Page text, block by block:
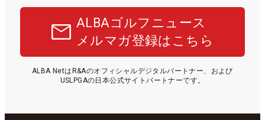
ALBAゴルフニュース
メルマガ登録はこちら
ALBA NetはR&Aのオフィシャルデジタルパートナー、および
USLPGAの日本公式サイトパートナーです。